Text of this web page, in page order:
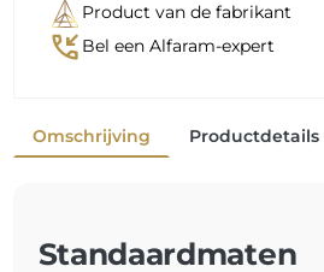
Product van de fabrikant
phone_callback Bel een Alfaram-expert
Omschrijving Productdetails
Standaardmaten